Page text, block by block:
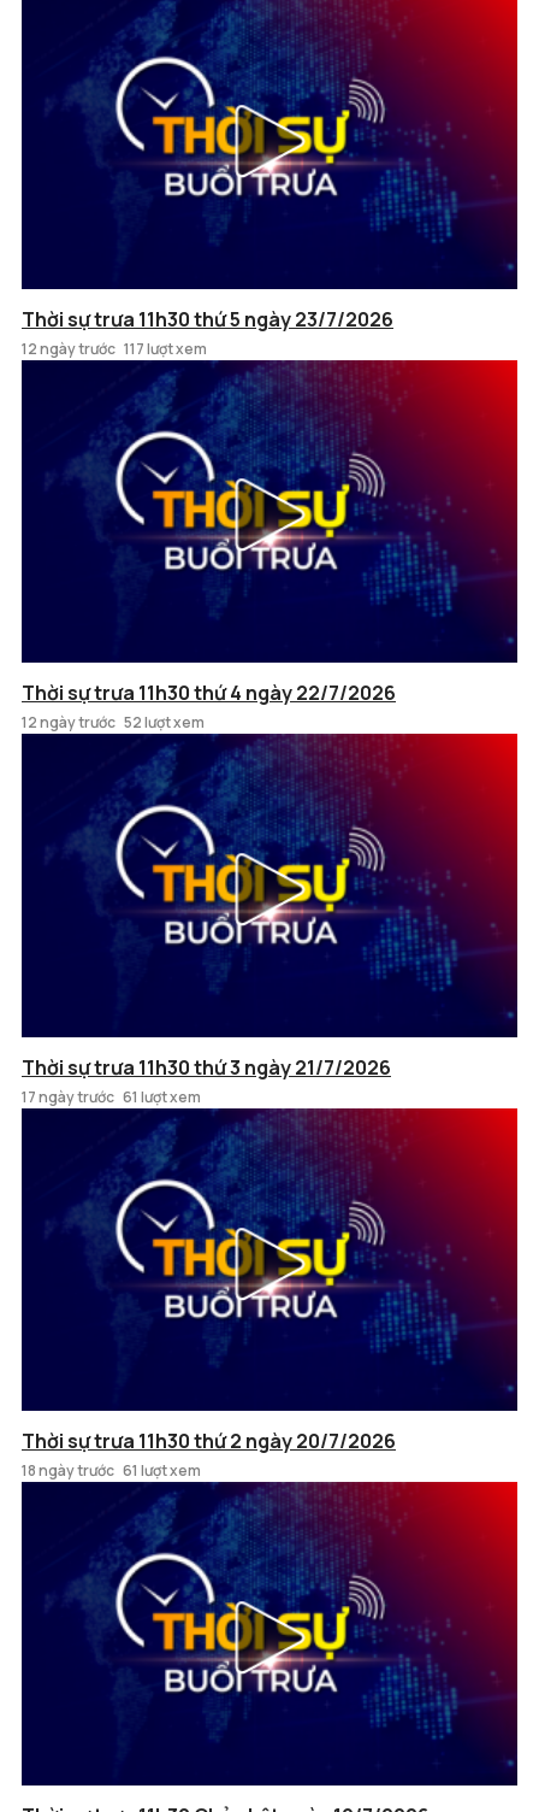
Thời sự trưa 11h30 thứ 5 ngày 23/7/2026
12 ngày trước 117 lượt xem
Thời sự trưa 11h30 thứ 4 ngày 22/7/2026
12 ngày trước 52 lượt xem
Thời sự trưa 11h30 thứ 3 ngày 21/7/2026
17 ngày trước 61 lượt xem
Thời sự trưa 11h30 thứ 2 ngày 20/7/2026
18 ngày trước 61 lượt xem